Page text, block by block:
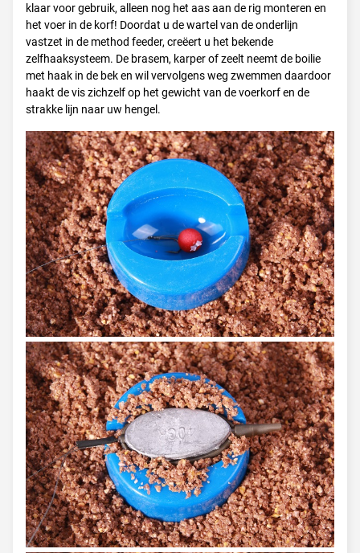
klaar voor gebruik, alleen nog het aas aan de rig monteren en
het voer in de korf! Doordat u de wartel van de onderlijn
vastzet in de method feeder, creëert u het bekende
zelfhaaksysteem. De brasem, karper of zeelt neemt de boilie
met haak in de bek en wil vervolgens weg zwemmen daardoor
haakt de vis zichzelf op het gewicht van de voerkorf en de
strakke lijn naar uw hengel.